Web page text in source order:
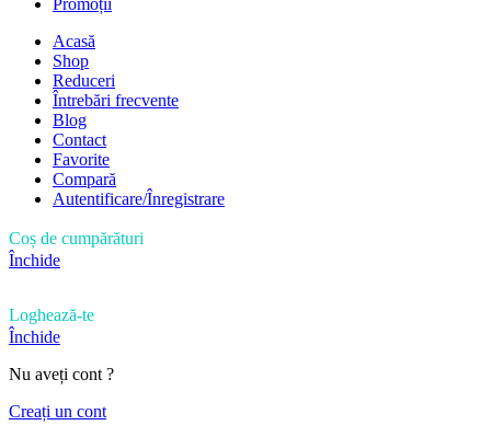
Acasă
Shop
Reduceri
Întrebări frecvente
Blog
Contact
Favorite
Compară
Autentificare/Înregistrare
Coș de cumpărături
Închide
Loghează-te
Închide
Nu aveți cont ?
Creați un cont